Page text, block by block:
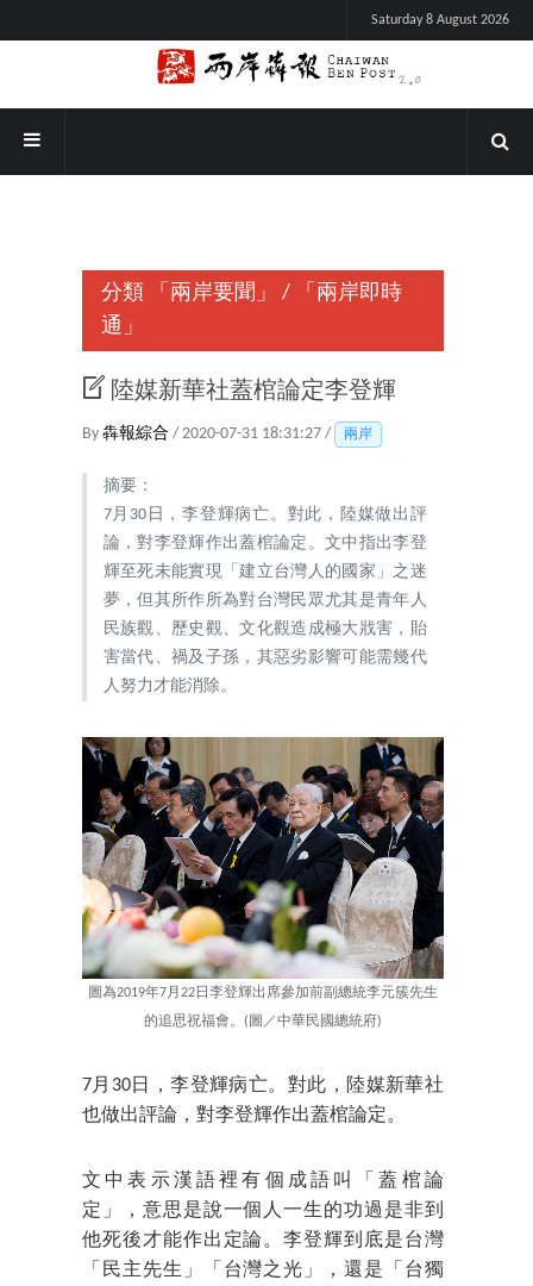
Saturday 8 August 2026
分類 「兩岸要聞」 /
「兩岸即時
通」
陸媒新華社蓋棺論定李登輝
By 犇報綜合 / 2020-07-31 18:31:27 / 兩岸
摘要：
7月30日，李登輝病亡。對此，陸媒做出評
論，對李登輝作出蓋棺論定。文中指出李登
輝至死未能實現「建立台灣人的國家」之迷
夢，但其所作所為對台灣民眾尤其是青年人
民族觀、歷史觀、文化觀造成極大戕害，貽
害當代、禍及子孫，其惡劣影響可能需幾代
人努力才能消除。
圖為2019年7月22日李登輝出席參加前副總統李元簇先生
的追思祝福會。(圖／中華民國總統府)
7月30日，李登輝病亡。對此，陸媒新華社
也做出評論，對李登輝作出蓋棺論定。
文中表示漢語裡有個成語叫「蓋棺論
定」，意思是說一個人一生的功過是非到
他死後才能作出定論。李登輝到底是台灣
「民主先生」「台灣之光」，還是「台獨